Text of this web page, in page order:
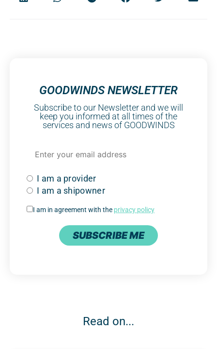
GOODWINDS NEWSLETTER
Subscribe to our Newsletter and we will
keep you informed at all times of the
services and news of GOODWINDS
I am a provider
I am a shipowner
I am in agreement with the privacy policy
SUBSCRIBE ME
Read on...